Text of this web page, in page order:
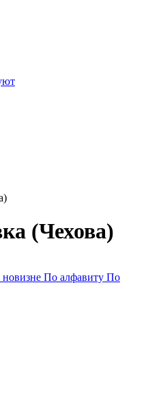
(Чехова)
По алфавиту По